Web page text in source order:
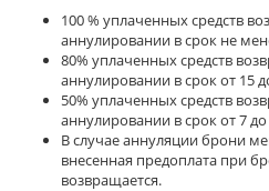
100 % уплаченных средств
аннулировании в срок не
80% уплаченных средств
аннулировании в срок от 15
50% уплаченных средств
аннулировании в срок от 7
В случае аннуляции брони
внесенная предоплата при
возвращается.